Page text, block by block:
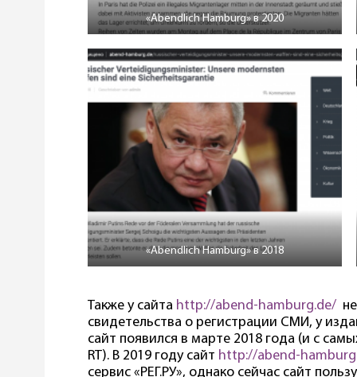
«Abendlich Hamburg» в 2020
«Abendlich Hamburg» в 2018
Также у сайта http://abend-hamburg.de/
свидетельства о регистрации СМИ, у
сайт появился в марте 2018 года (и с
RT). В 2019 году сайт http://abend-
сервис «РЕГ.РУ», однако сейчас сайт